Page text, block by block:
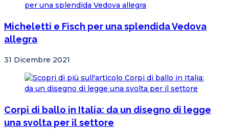
Micheletti e Fisch per una splendida Vedova
allegra
31 Dicembre 2021
Corpi di ballo in Italia: da un disegno di legge
una svolta per il settore